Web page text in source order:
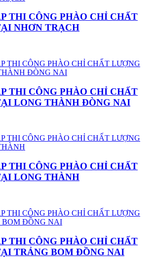
THI CÔNG PHÀO CHỈ CHẤT
NHƠN TRẠCH
THI CÔNG PHÀO CHỈ CHẤT
LONG THÀNH ĐÒNG NAI
THI CÔNG PHÀO CHỈ CHẤT
LONG THÀNH
THI CÔNG PHÀO CHỈ CHẤT
TRẢNG BOM ĐỒNG NAI